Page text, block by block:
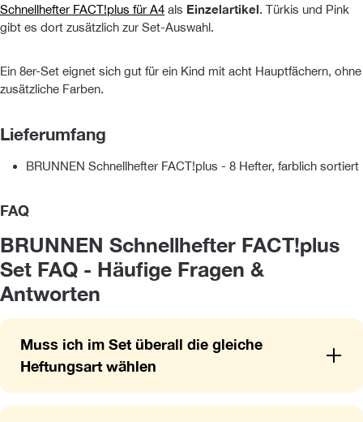
Schnellhefter FACT!plus für A4 als Einzelartikel. Türkis und Pink
gibt es dort zusätzlich zur Set-Auswahl.
Ein 8er-Set eignet sich gut für ein Kind mit acht Hauptfächern, ohne
zusätzliche Farben.
Lieferumfang
BRUNNEN Schnellhefter FACT!plus - 8 Hefter, farblich sortiert
FAQ
BRUNNEN Schnellhefter FACT!plus
Set FAQ - Häufige Fragen &
Antworten
Muss ich im Set überall die gleiche
Heftungsart wählen